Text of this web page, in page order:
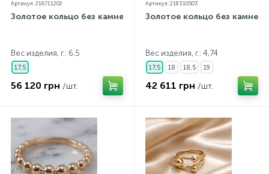
Артикул: 216711202
Золотое кольцо без камней
Вес изделия, г.: 6,5
17,5
56 120 грн /шт.
Артикул: 218310503
Золотое кольцо без камней
Вес изделия, г.: 4,74
17,5 18 18,5 19
42 611 грн /шт.